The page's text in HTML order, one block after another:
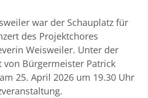
war der Schauplatz für
des Projektchores
Weisweiler. Unter der
von Bürgermeister Patrick
25. April 2026 um 19.30 Uhr